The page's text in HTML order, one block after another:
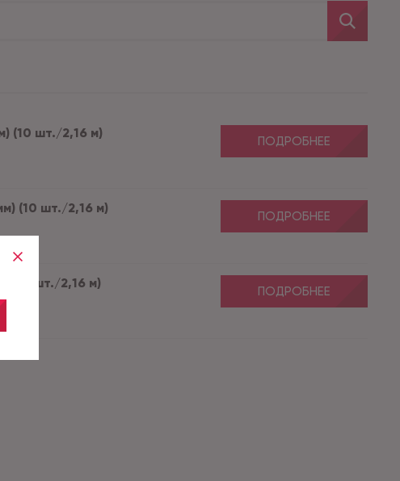
(10 шт./2,16 м)
ПОДРОБНЕЕ
(10 шт./2,16 м)
ПОДРОБНЕЕ
(10 шт./2,16 м)
ПОДРОБНЕЕ